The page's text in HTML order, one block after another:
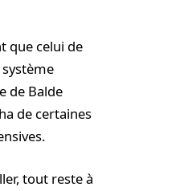
que celui de
de Balde
de certaines
tout reste à